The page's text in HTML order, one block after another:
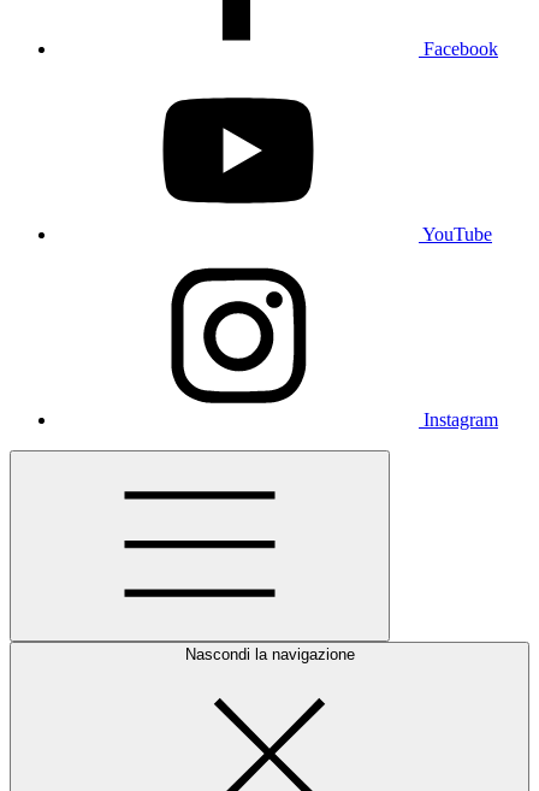
Facebook
YouTube
Instagram
Nascondi la navigazione